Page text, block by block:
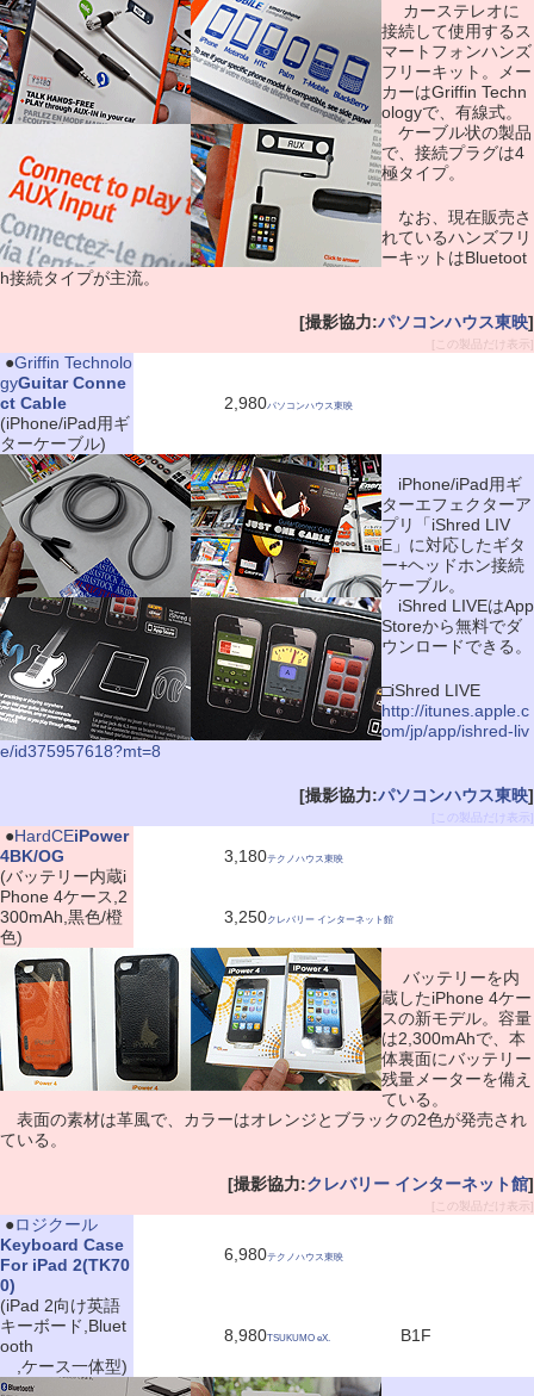
カーステレオに
接続して使用するス
マートフォンハンズ
フリーキット。メー
カーはGriffin Techn
ologyで、有線式。
ケーブル状の製品
で、接続プラグは4
極タイプ。
なお、現在販売さ
れているハンズフリ
ーキットはBluetoot
h接続タイプが主流。
[撮影協力:パソコンハウス東映]
[この製品だけ表示]
●Griffin Technolo
gyGuitar Conne
ct Cable
(iPhone/iPad用ギ
ターケーブル)
2,980パソコンハウス東映
iPhone/iPad用ギ
ターエフェクターア
プリ「iShred LIV
E」に対応したギタ
ー+ヘッドホン接続
ケーブル。
iShred LIVEはApp
Storeから無料でダ
ウンロードできる。
□iShred LIVE
http://itunes.apple.c
om/jp/app/ishred-liv
e/id375957618?mt=8
[撮影協力:パソコンハウス東映]
[この製品だけ表示]
●HardCEiPower
4BK/OG
(バッテリー内蔵i
Phone 4ケース,2
300mAh,黒色/橙
色)
3,180テクノハウス東映
3,250クレバリー インターネット館
バッテリーを内
蔵したiPhone 4ケー
スの新モデル。容量
は2,300mAhで、本
体裏面にバッテリー
残量メーターを備え
ている。
表面の素材は革風で、カラーはオレンジとブラックの2色が発売され
ている。
[撮影協力:クレバリー インターネット館]
[この製品だけ表示]
●ロジクール
Keyboard Case
For iPad 2(TK70
0)
(iPad 2向け英語
キーボード,Bluet
ooth
,ケース一体型)
6,980テクノハウス東映
8,980TSUKUMO eX. B1F